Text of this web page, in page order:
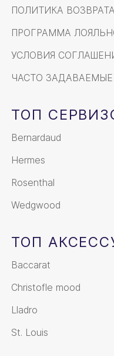
ПОЛИТИКА
ПРОГРАММА
УСЛОВИЯ
ЧАСТО
ТОП
Bernardaud
Hermes
Rosenthal
Wedgwood
ТОП
Baccarat
Christofle mood
Lladro
St. Louis